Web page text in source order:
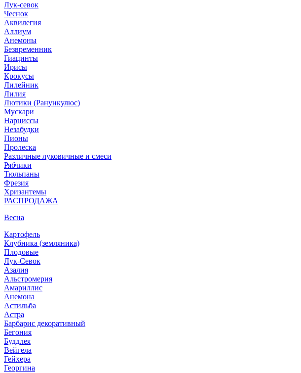
Лук-севок
Чеснок
Аквилегия
Аллиум
Анемоны
Безвременник
Гиацинты
Ирисы
Крокусы
Лилейник
Лилия
Лютики (Ранункулюс)
Мускари
Нарцисcы
Незабудки
Пионы
Пролеска
Различные луковичные и смеси
Рябчики
Тюльпаны
Фрезия
Хризантемы
РАСПРОДАЖА
Весна
Картофель
Клубника (земляника)
Плодовые
Лук-Севок
Азалия
Альстромерия
Амариллис
Анемона
Астильба
Астра
Барбарис декоративный
Бегония
Буддлея
Вейгела
Гейхера
Георгина